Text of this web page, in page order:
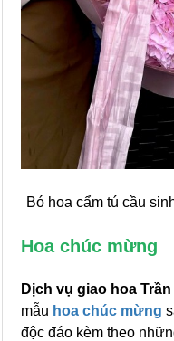
Bó hoa cẩm tú cầu
Hoa chúc mừng
Dịch vụ giao hoa
mẫu hoa chúc mừng
độc đáo kèm theo